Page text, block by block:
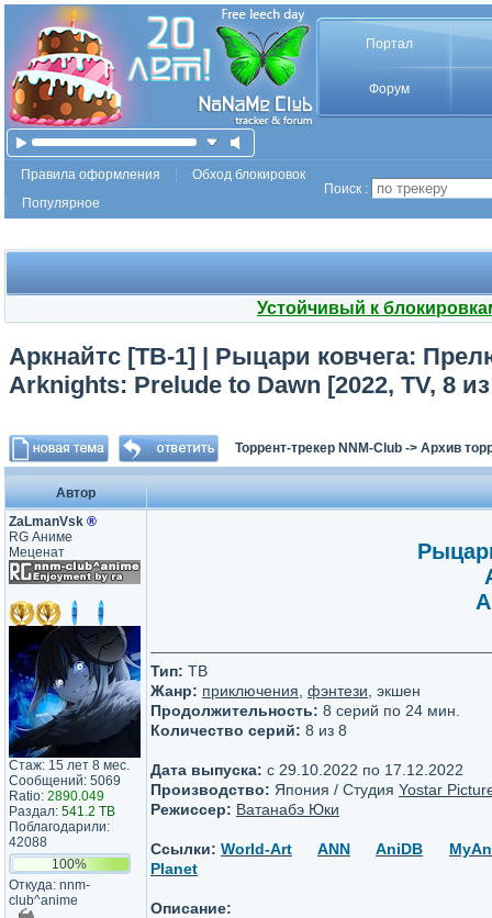
Портал
Форум
Правила оформления
Обход блокировок
Популярное
Поиск :
Устойчивый к
Аркнайтс [ТВ-1] | Рыцари ковчега:
Arknights: Prelude to Dawn [2022, TV, 8
Торрент-трекер NNM-Club -> Архив
Автор
ZaLmanVsk ®
RG Аниме
Меценат
Стаж: 15 лет 8 мес.
Сообщений: 5069
Ratio: 2890.049
Раздал: 541.2 TB
Поблагодарили:
42088
100%
Откуда: nnm-
club^anime
Тип: ТВ
Жанр: приключения фэнтези , экшен
Продолжительность: 8 серий по 24 мин.
Количество серий: 8 из 8
Дата выпуска: c 29.10.2022 по 17.12.2022
Производство: Япония / Студия Yostar
Режиссер: Ватанабэ Юки
Ссылки: World-Art ANN AniDB
Planet
Описание: